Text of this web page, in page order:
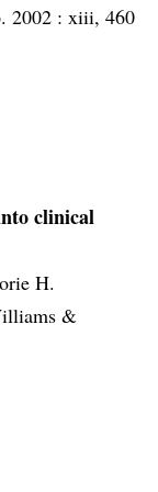
2002 : xiii, 460
clinical
H.
&